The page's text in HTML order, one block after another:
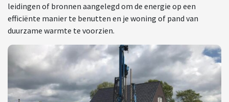
leidingen of bronnen aangelegd om de energie op een
efficiënte manier te benutten en je woning of pand van
duurzame warmte te voorzien.